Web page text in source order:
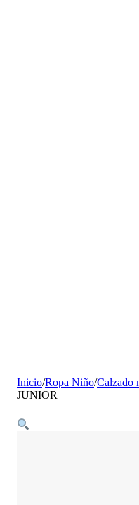
Inicio/Ropa Niño/Calzado
JUNIOR